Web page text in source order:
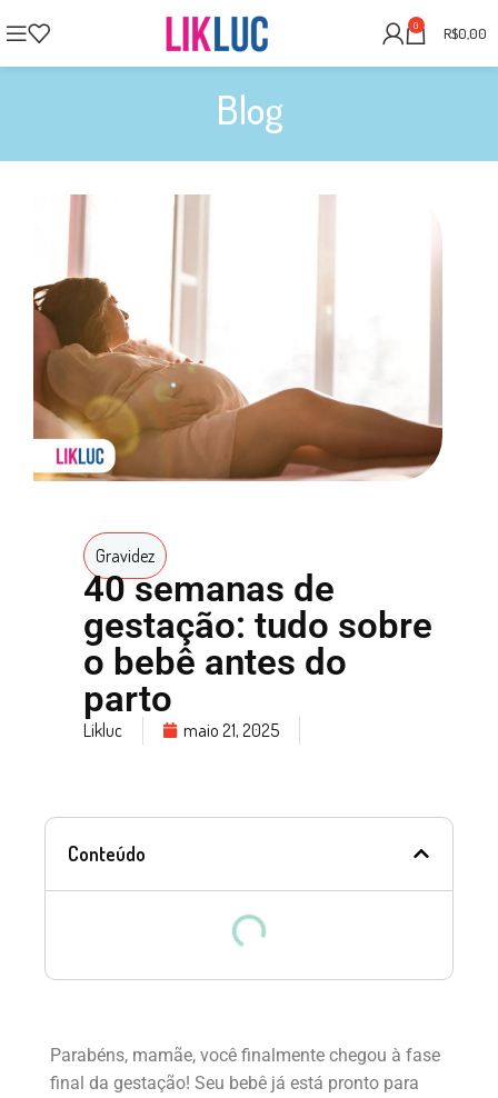
0 R$0,00
Blog
Gravidez
40 semanas de
gestação: tudo sobre
o bebê antes do
parto
Likluc maio 21, 2025
Conteúdo
Parabéns, mamãe, você finalmente chegou à fase
final da gestação! Seu bebê já está pronto para